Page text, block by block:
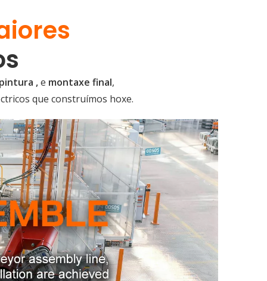
,e montaxe final,
que construímos hoxe.